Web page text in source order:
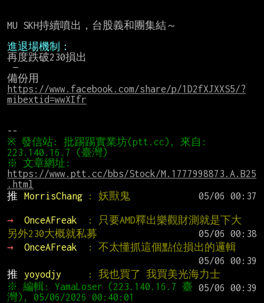
MU SKH持續噴出，台股義和團集結～
進退場機制：
再度跌破230損出
https://www.facebook.com/share/p/1D2fXJXXS5/?
mibextid=wwXIfr
※ 發信站: 批踢踢實業坊(ptt.cc), 來自:
https://www.ptt.cc/bbs/Stock/M.1777998873.A.B25
.html
推
MorrisChang : 妖獸鬼
→ OnceAFreak
: 只要AMD釋出樂觀財測就是下大
另外230大概就私募
→
OnceAFreak
: 不太懂抓這個點位損出的邏輯
推
yoyodjy
: 我也買了 我買美光海力士
※ 編輯: YamaLoser (223.140.16.7 臺